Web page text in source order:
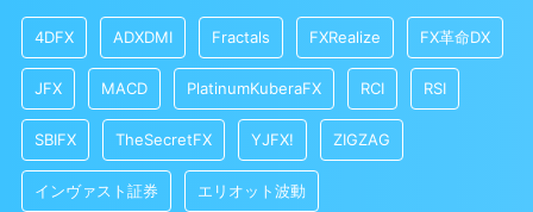
4DFX ADXDMI Fractals FXRealize FX革命DX
JFX MACD PlatinumKuberaFX RCI RSI
SBIFX TheSecretFX YJFX! ZIGZAG
インヴァスト証券 エリオット波動